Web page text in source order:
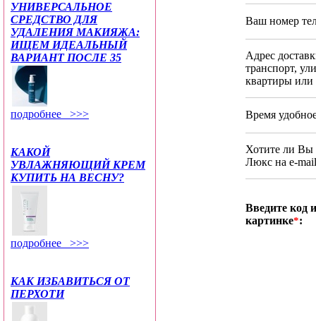
УНИВЕРСАЛЬНОЕ
СРЕДСТВО ДЛЯ
УДАЛЕНИЯ МАКИЯЖА:
ИЩЕМ ИДЕАЛЬНЫЙ
ВАРИАНТ ПОСЛЕ 35
подробнее >>>
КАКОЙ
УВЛАЖНЯЮЩИЙ КРЕМ
КУПИТЬ НА ВЕСНУ?
подробнее >>>
КАК ИЗБАВИТЬСЯ ОТ
ПЕРХОТИ
Ваш номер
Адрес
транспорт,
квартиры или
Время
Хотите ли Вы
Люкс на e-
Введите код
картинке*: